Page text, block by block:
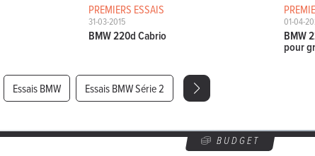
PREMIERS ESSAIS
31-03-2015
BMW 220d Cabrio
01-04-
BMW
pour
Essais BMW Essais BMW Série 2
BUDGET